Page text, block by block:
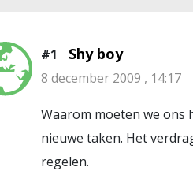
#1 Shy boy
8 december 2009 , 14:17
Waarom moeten we ons
nieuwe taken. Het
regelen.